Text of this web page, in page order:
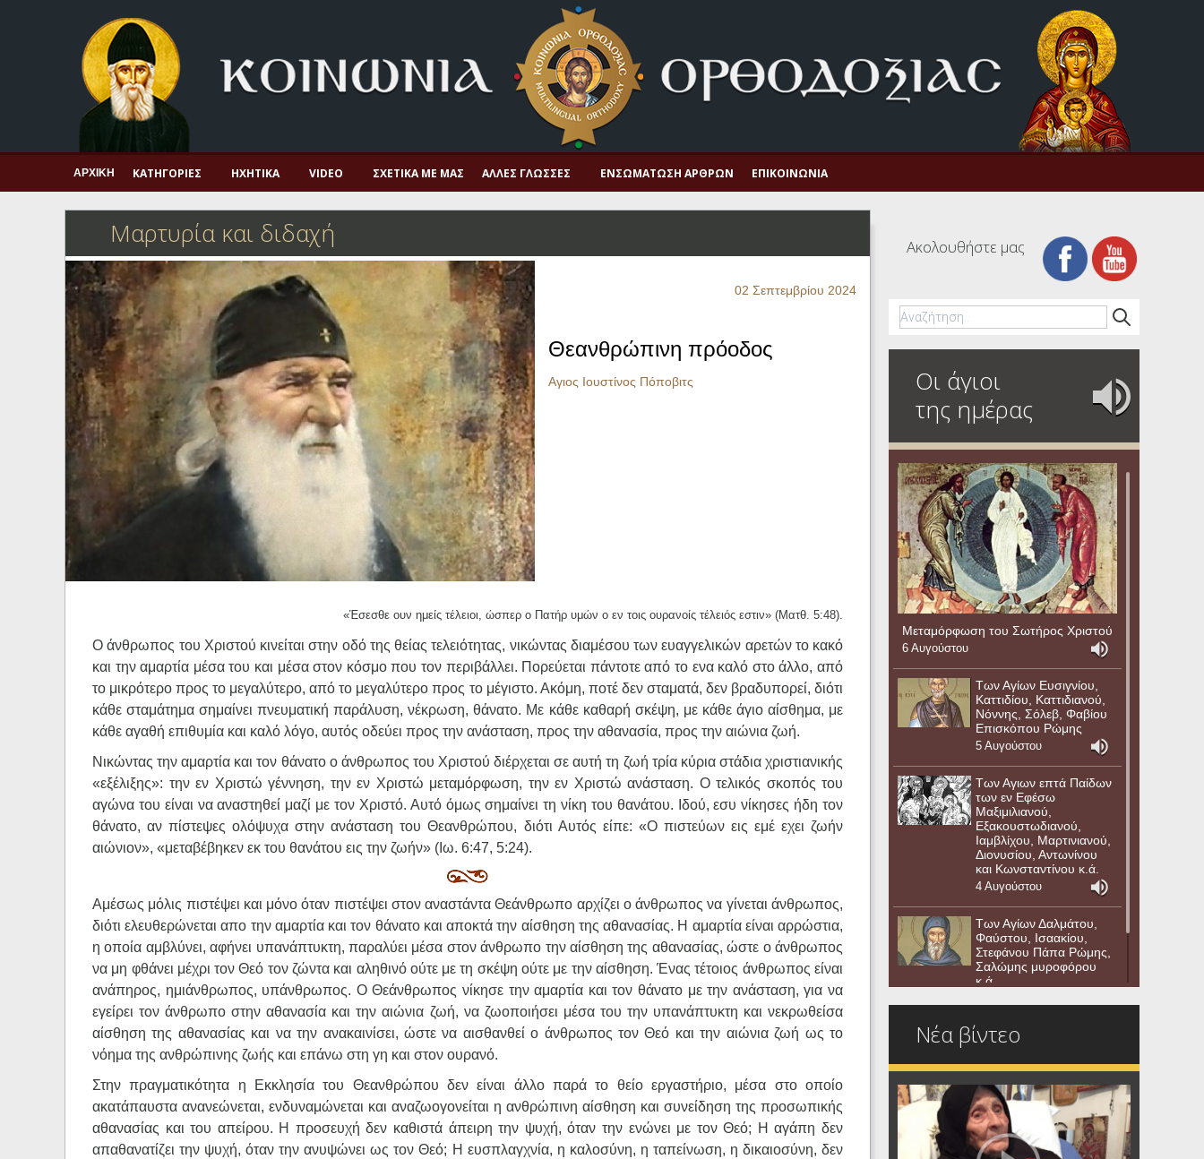
Πνευματική ζωή
Μαρτυρία και διδαχή
Λατρεία και προσευχή
Αγιολόγιο – Εορτολόγιο
Η πίστη στην εποχή μας
Ορθόδοξη οικογένεια
Ορθόδοξο προσκυνητάριο
Σκέψεις-προβληματισμοί
ΑΡΧΙΚΉ ΚΑΤΗΓΟΡΊΕΣ ΗΧΗΤΙΚΆ VIDEO ΣΧΕΤΙΚΆ ΜΕ ΜΑΣ ΆΛΛΕΣ ΓΛΏΣΣΕΣ ΕΝΣΩΜΆΤΩΣΗ ΆΡΘΡΩΝ ΕΠΙΚΟΙΝΩΝΊΑ
Μαρτυρία και διδαχή
02 Σεπτεμβρίου 2024
Θεανθρώπινη πρόοδος
Αγιος Ιουστίνος Πόποβιτς
«Έσεσθε ουν ημείς τέλειοι, ώσπερ ο Πατήρ υμών ο εν τοις ουρανοίς τέλειός εστιν» (Ματθ. 5:48).
Ο άνθρωπος του Χριστού κινείται στην οδό της θείας τελειότητας, νικώντας διαμέσου των ευαγγελικών αρετών το κακό
και την αμαρτία μέσα του και μέσα στον κόσμο που τον περιβάλλει. Πορεύεται πάντοτε από το ενα καλό στο άλλο, από
το μικρότερο προς το μεγαλύτερο, από το μεγαλύτερο προς το μέγιστο. Ακόμη, ποτέ δεν σταματά, δεν βραδυπορεί, διότι
κάθε σταμάτημα σημαίνει πνευματική παράλυση, νέκρωση, θάνατο. Με κάθε καθαρή σκέψη, με κάθε άγιο αίσθημα, με
κάθε αγαθή επιθυμία και καλό λόγο, αυτός οδεύει προς την ανάσταση, προς την αθανασία, προς την αιώνια ζωή.
Νικώντας την αμαρτία και τον θάνατο ο άνθρωπος του Χριστού διέρχεται σε αυτή τη ζωή τρία κύρια στάδια χριστιανικής
«εξέλιξης»: την εν Χριστώ γέννηση, την εν Χριστώ μεταμόρφωση, την εν Χριστώ ανάσταση. Ο τελικός σκοπός του
αγώνα του είναι να αναστηθεί μαζί με τον Χριστό. Αυτό όμως σημαίνει τη νίκη του θανάτου. Ιδού, εσυ νίκησες ήδη τον
θάνατο, αν πίστεψες ολόψυχα στην ανάσταση του Θεανθρώπου, διότι Αυτός είπε: «Ο πιστεύων εις εμέ εχει ζωήν
αιώνιον», «μεταβέβηκεν εκ του θανάτου εις την ζωήν» (Ιω. 6:47, 5:24).
Αμέσως μόλις πιστέψει και μόνο όταν πιστέψει στον αναστάντα Θεάνθρωπο αρχίζει ο άνθρωπος να γίνεται άνθρωπος,
διότι ελευθερώνεται απο την αμαρτία και τον θάνατο και αποκτά την αίσθηση της αθανασίας. Η αμαρτία είναι αρρώστια,
η οποία αμβλύνει, αφήνει υπανάπτυκτη, παραλύει μέσα στον άνθρωπο την αίσθηση της αθανασίας, ώστε ο άνθρωπος
να μη φθάνει μέχρι τον Θεό τον ζώντα και αληθινό ούτε με τη σκέψη ούτε με την αίσθηση. Ένας τέτοιος άνθρωπος είναι
ανάπηρος, ημιάνθρωπος, υπάνθρωπος. Ο Θεάνθρωπος νίκησε την αμαρτία και τον θάνατο με την ανάσταση, για να
εγείρει τον άνθρωπο στην αθανασία και την αιώνια ζωή, να ζωοποιήσει μέσα του την υπανάπτυκτη και νεκρωθείσα
αίσθηση της αθανασίας και να την ανακαινίσει, ώστε να αισθανθεί ο άνθρωπος τον Θεό και την αιώνια ζωή ως το
νόημα της ανθρώπινης ζωής και επάνω στη γη και στον ουρανό.
Στην πραγματικότητα η Εκκλησία του Θεανθρώπου δεν είναι άλλο παρά το θείο εργαστήριο, μέσα στο οποίο
ακατάπαυστα ανανεώνεται, ενδυναμώνεται και αναζωογονείται η ανθρώπινη αίσθηση και συνείδηση της προσωπικής
αθανασίας και του απείρου. Η προσευχή δεν καθιστά άπειρη την ψυχή, όταν την ενώνει με τον Θεό; Η αγάπη δεν
απαθανατίζει την ψυχή, όταν την ανυψώνει ως τον Θεό; Η ευσπλαγχνία, η καλοσύνη, η ταπείνωση, η δικαιοσύνη, δεν
Ακολουθήστε μας
Οι άγιοι
της ημέρας
Μεταμόρφωση του Σωτήρος Χριστού
6 Αυγούστου
Των Αγίων Ευσιγνίου,
Καττιδίου, Καττιδιανού,
Νόννης, Σόλεβ, Φαβίου
Επισκόπου Ρώμης
5 Αυγούστου
Των Αγιων επτά Παίδων
των εν Εφέσω
Μαξιμιλιανού,
Εξακουστωδιανού,
Ιαμβλίχου, Μαρτινιανού,
Διονυσίου, Αντωνίνου
και Κωνσταντίνου κ.ά.
4 Αυγούστου
Των Αγίων Δαλμάτου,
Φαύστου, Ισαακίου,
Στεφάνου Πάπα Ρώμης,
Σαλώμης μυροφόρου
κ.ά.
Νέα βίντεο